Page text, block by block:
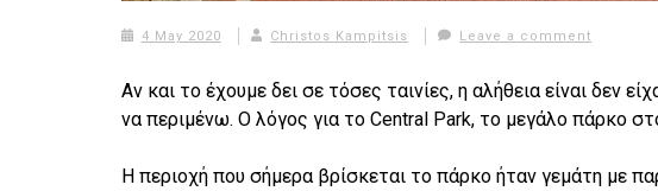
4 May 2020 Christos Kampitsis Leave a comment
Αν και το έχουμε δει σε τόσες ταινίες, η αλήθεια είναι δεν
να περιμένω. Ο λόγος για το Central Park, το μεγάλο πάρκο
Η περιοχή που σήμερα βρίσκεται το πάρκο ήταν γεμάτη με